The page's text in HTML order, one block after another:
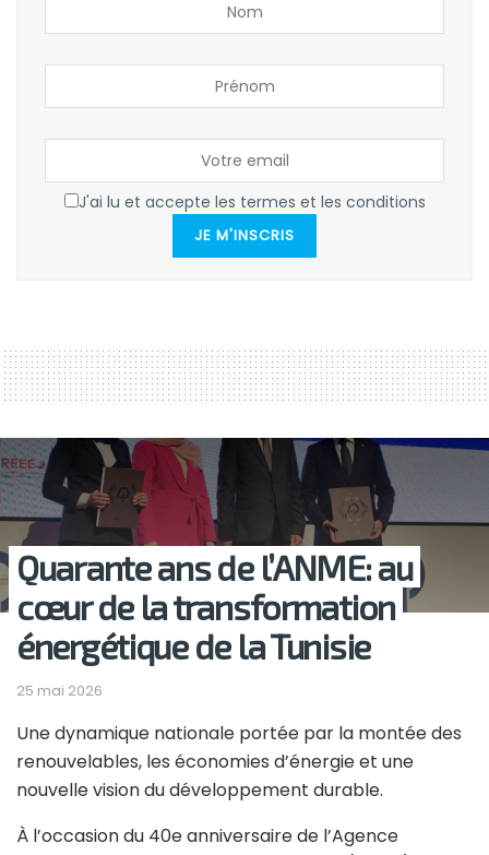
J'ai lu et accepte les termes et les conditions
JE M'INSCRIS
Quarante ans de l’ANME: au
cœur de la transformation
énergétique de la Tunisie
25 mai 2026
Une dynamique nationale portée par la montée des
renouvelables, les économies d’énergie et une
nouvelle vision du développement durable.
À l’occasion du 40e anniversaire de l’Agence